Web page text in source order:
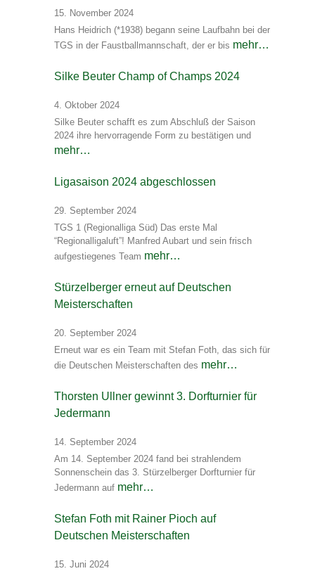
15. November 2024
Hans Heidrich (*1938) begann seine Laufbahn bei der
TGS in der Faustballmannschaft, der er bis mehr…
Silke Beuter Champ of Champs 2024
4. Oktober 2024
Silke Beuter schafft es zum Abschluß der Saison
2024 ihre hervorragende Form zu bestätigen und
mehr…
Ligasaison 2024 abgeschlossen
29. September 2024
TGS 1 (Regionalliga Süd) Das erste Mal
“Regionalligaluft”! Manfred Aubart und sein frisch
aufgestiegenes Team mehr…
Stürzelberger erneut auf Deutschen
Meisterschaften
20. September 2024
Erneut war es ein Team mit Stefan Foth, das sich für
die Deutschen Meisterschaften des mehr…
Thorsten Ullner gewinnt 3. Dorfturnier für
Jedermann
14. September 2024
Am 14. September 2024 fand bei strahlendem
Sonnenschein das 3. Stürzelberger Dorfturnier für
Jedermann auf mehr…
Stefan Foth mit Rainer Pioch auf
Deutschen Meisterschaften
15. Juni 2024